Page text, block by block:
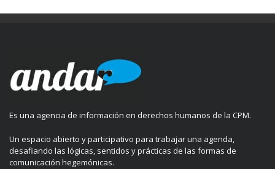
Es una agencia de información en derechos humanos de la CPM.
Un espacio abierto y participativo para trabajar una agenda,
desafiando las lógicas, sentidos y prácticas de las formas de
comunicación hegemónicas.